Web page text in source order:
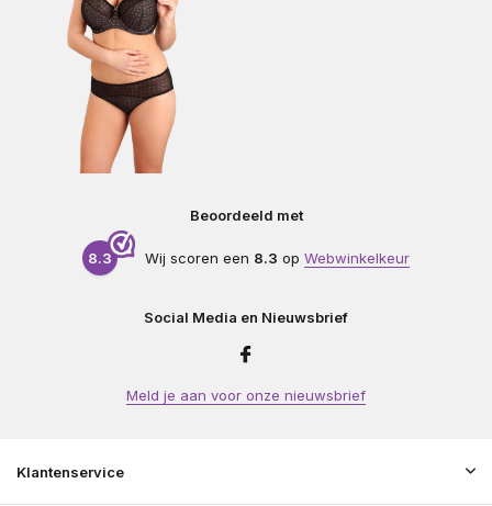
Beoordeeld met
8.3 Wij scoren een 8.3 op Webwinkelkeur
Social Media en Nieuwsbrief
Meld je aan voor onze nieuwsbrief
Klantenservice